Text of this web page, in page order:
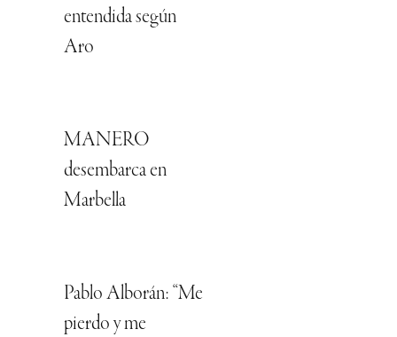
entendida según
Aro
MANERO
desembarca en
Marbella
Pablo Alborán: “Me
pierdo y me